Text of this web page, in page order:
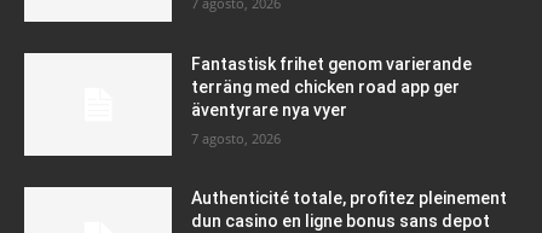
Fantastisk frihet genom varierande
terräng med chicken road app ger
äventyrare nya vyer
7 agosto, 2026
Authenticité totale, profitez pleinement
dun casino en ligne bonus sans depot